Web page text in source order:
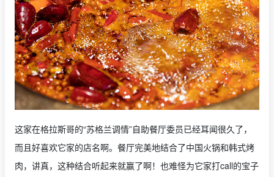
这家在格拉斯哥的“苏格兰调情”自助餐厅委员已经耳闻很久了，
而且好喜欢它家的店名啊。餐厅完美地结合了中国火锅和韩式烤
肉，讲真，这种结合听起来就赢了啊！也难怪为它家打call的宝子